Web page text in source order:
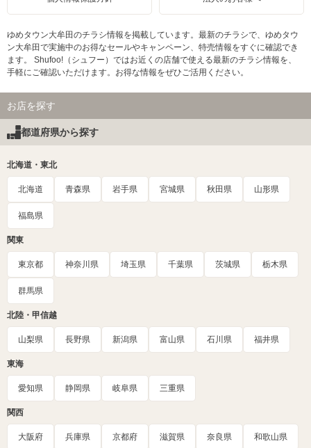
ゆめタウン大牟田のチラシ情報を掲載しています。最新のチラシで、ゆめタウ
ン大牟田で実施中のお得なセールやキャンペーン、特売情報をすぐに確認でき
ます。 Shufoo!（シュフー）ではお近くの店舗で使える最新のチラシ情報を、
手軽にご確認いただけます。お得な情報をぜひご活用ください。
お店を探す
都道府県から探す
北海道・東北
北海道 青森県 岩手県 宮城県 秋田県 山形県
福島県
関東
東京都 神奈川県 埼玉県 千葉県 茨城県 栃木県
群馬県
北陸・甲信越
山梨県 長野県 新潟県 富山県 石川県 福井県
東海
愛知県 静岡県 岐阜県 三重県
関西
大阪府 兵庫県 京都府 滋賀県 奈良県 和歌山県